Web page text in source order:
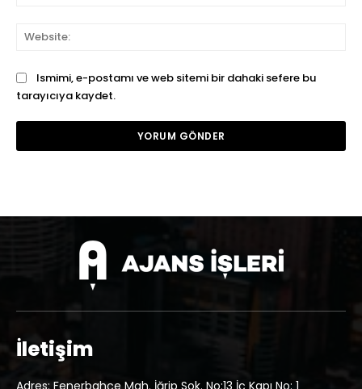
Ismimi, e-postamı ve web sitemi bir dahaki sefere bu
tarayıcıya kaydet.
İletişim